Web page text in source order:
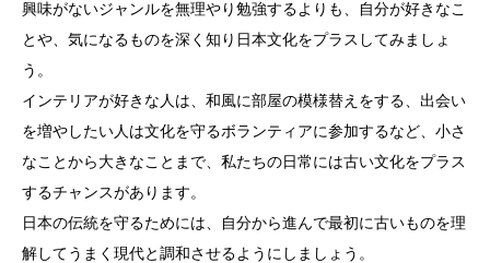
興味がないジャンルを無理やり勉強するよりも、自分が好きなこ
とや、気になるものを深く知り日本文化をプラスしてみましょ
う。
インテリアが好きな人は、和風に部屋の模様替えをする、出会い
を増やしたい人は文化を守るボランティアに参加するなど、小さ
なことから大きなことまで、私たちの日常には古い文化をプラス
するチャンスがあります。
日本の伝統を守るためには、自分から進んで最初に古いものを理
解してうまく現代と調和させるようにしましょう。